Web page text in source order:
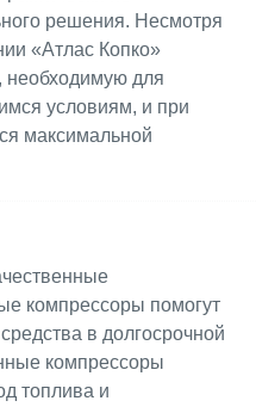
решения. Несмотря
«Атлас Копко»
необходимую для
условиям, и при
максимальной
компрессоры помогут
в долгосрочной
компрессоры
топлива и